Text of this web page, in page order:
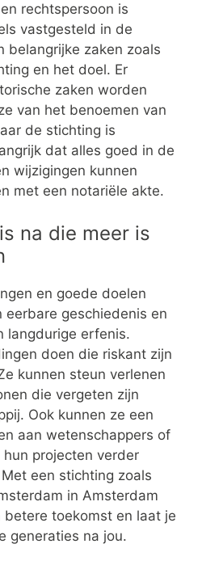
rechtspersoon is
vastgesteld in de
belangrijke zaken zoals
en het doel. Er
zaken worden
van het benoemen van
de stichting is
dat alles goed in de
wijzigingen kunnen
met een notariële akte.
na die meer is
en goede doelen
eerbare geschiedenis en
langdurige erfenis.
doen die riskant zijn
kunnen steun verlenen
die vergeten zijn
Ook kunnen ze een
aan wetenschappers of
projecten verder
een stichting zoals
in Amsterdam
toekomst en laat je
generaties na jou.